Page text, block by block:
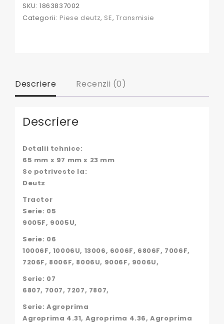
1260463,
133700210065,
4383378,
44089055,
517000201,
7700515751,
7700653344,
FG6200155,
X612197000,
0009816727,
0009817025,
0009819627,
0019813327,
500068500,
231-
231-
55L,
231-
177,
B67716
SKU: 1863837002
Categorii: Piese deutz, SE, Transmisie
Descriere Recenzii (0)
Descriere
Detalii tehnice:
65 mm x 97 mm x 23 mm
Se potriveste la:
Deutz
Tractor
Serie: 05
9005F, 9005U,
Serie: 06
10006F, 10006U, 13006, 6006F, 6806F, 7006F,
7206F, 8006F, 8006U, 9006F, 9006U,
Serie: 07
6807, 7007, 7207, 7807,
Serie: Agroprima
Agroprima 4.31, Agroprima 4.36, Agroprima